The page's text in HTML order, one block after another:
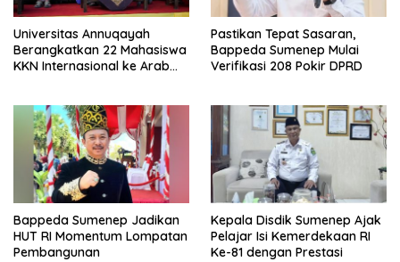
Universitas Annuqayah
Berangkatkan 22 Mahasiswa
KKN Internasional ke Arab
Pastikan Tepat Sasaran,
Bappeda Sumenep Mulai
Verifikasi 208 Pokir DPRD
Bappeda Sumenep Jadikan
HUT RI Momentum Lompatan
Pembangunan
Kepala Disdik Sumenep Ajak
Pelajar Isi Kemerdekaan RI
Ke-81 dengan Prestasi